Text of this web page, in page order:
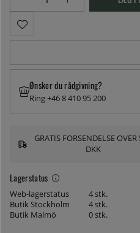
Lagerstatus
Web-lagerstatus
4 stk.
Butik Stockholm
4 stk.
Butik Malmö
0 stk.
Ønsker du rådgivning?
Ring +46 8 410 95 200
GRATIS FORSENDELSE OVER
DKK